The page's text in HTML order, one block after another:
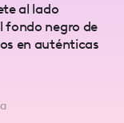
al lado
fondo negro de
en auténticas